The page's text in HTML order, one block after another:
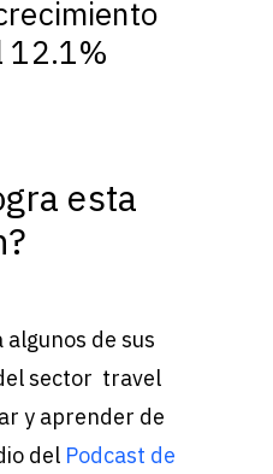
12.1%
esta
de sus
sector travel
y aprender de
del Podcast de